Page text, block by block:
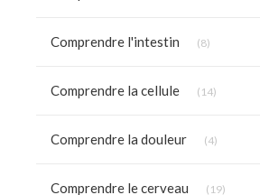
Comprendre l'intestin (8)
Comprendre la cellule (14)
Comprendre la douleur (4)
Comprendre le cerveau (19)